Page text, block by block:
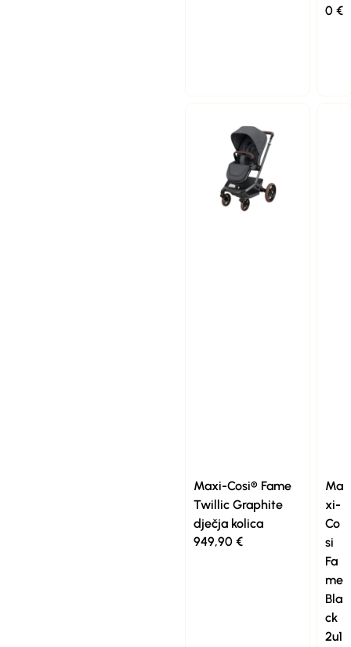
0 €
Maxi-Cosi® Fame
Twillic Graphite
dječja kolica
949,90 €
Ma
xi-
Co
si
Fa
me
Bla
ck
2u1